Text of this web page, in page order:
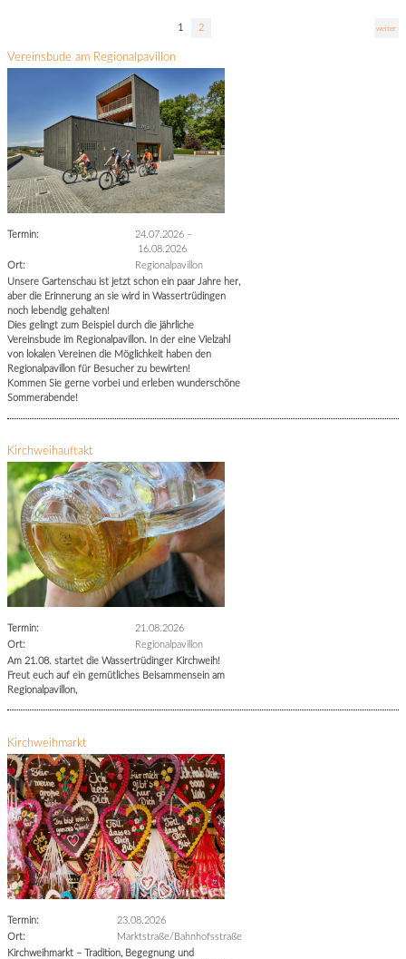
1 2 weiter
Vereinsbude am Regionalpavillon
Termin: 24.07.2026 –
16.08.2026
Ort:
Regionalpavillon
Unsere Gartenschau ist jetzt schon ein paar Jahre her,
aber die Erinnerung an sie wird in Wassertrüdingen
noch lebendig gehalten!
Dies gelingt zum Beispiel durch die jährliche
Vereinsbude im Regionalpavillon. In der eine Vielzahl
von lokalen Vereinen die Möglichkeit haben den
Regionalpavillon für Besucher zu bewirten!
Kommen Sie gerne vorbei und erleben wunderschöne
Sommerabende!
Kirchweihauftakt
Termin:
21.08.2026
Ort:
Regionalpavillon
Am 21.08. startet die Wassertrüdinger Kirchweih!
Freut euch auf ein gemütliches Beisammensein am
Regionalpavillon,
Kirchweihmarkt
Termin:
23.08.2026
Ort:
Marktstraße/Bahnhofsstraße
Kirchweihmarkt – Tradition, Begegnung und